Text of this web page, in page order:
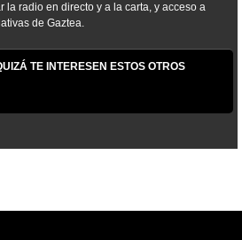
la radio en directo y a la carta, y acceso a
de Gaztea.
TE INTERESEN ESTOS OTROS